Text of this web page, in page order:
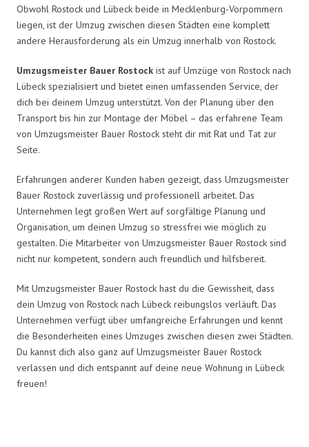
Obwohl Rostock und Lübeck beide in Mecklenburg-Vorpommern
liegen, ist der Umzug zwischen diesen Städten eine komplett
andere Herausforderung als ein Umzug innerhalb von Rostock.
Umzugsmeister Bauer Rostock ist auf Umzüge von Rostock nach
Lübeck spezialisiert und bietet einen umfassenden Service, der
dich bei deinem Umzug unterstützt. Von der Planung über den
Transport bis hin zur Montage der Möbel – das erfahrene Team
von Umzugsmeister Bauer Rostock steht dir mit Rat und Tat zur
Seite.
Erfahrungen anderer Kunden haben gezeigt, dass Umzugsmeister
Bauer Rostock zuverlässig und professionell arbeitet. Das
Unternehmen legt großen Wert auf sorgfältige Planung und
Organisation, um deinen Umzug so stressfrei wie möglich zu
gestalten. Die Mitarbeiter von Umzugsmeister Bauer Rostock sind
nicht nur kompetent, sondern auch freundlich und hilfsbereit.
Mit Umzugsmeister Bauer Rostock hast du die Gewissheit, dass
dein Umzug von Rostock nach Lübeck reibungslos verläuft. Das
Unternehmen verfügt über umfangreiche Erfahrungen und kennt
die Besonderheiten eines Umzuges zwischen diesen zwei Städten.
Du kannst dich also ganz auf Umzugsmeister Bauer Rostock
verlassen und dich entspannt auf deine neue Wohnung in Lübeck
freuen!